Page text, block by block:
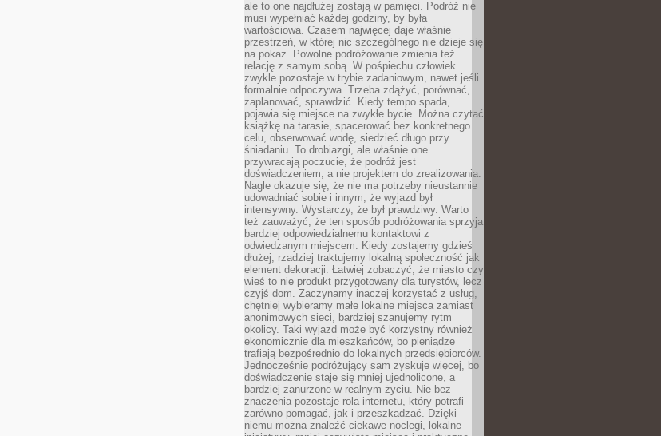
ale to one najdłużej zostają w pamięci. Podróż nie
musi wypełniać każdej godziny, by była
wartościowa. Czasem najwięcej daje właśnie
przestrzeń, w której nic szczególnego nie dzieje się
na pokaz. Powolne podróżowanie zmienia też
relację z samym sobą. W pośpiechu człowiek
zwykle pozostaje w trybie zadaniowym, nawet jeśli
formalnie odpoczywa. Trzeba zdążyć, porównać,
zaplanować, sprawdzić. Kiedy tempo spada,
pojawia się miejsce na zwykłe bycie. Można czytać
książkę na tarasie, spacerować bez konkretnego
celu, obserwować wodę, siedzieć długo przy
śniadaniu. To drobiazgi, ale właśnie one
przywracają poczucie, że podróż jest
doświadczeniem, a nie projektem do zrealizowania.
Nagle okazuje się, że nie ma potrzeby nieustannie
udowadniać sobie i innym, że wyjazd był
intensywny. Wystarczy, że był prawdziwy. Warto
też zauważyć, że ten sposób podróżowania sprzyja
bardziej odpowiedzialnemu kontaktowi z
odwiedzanym miejscem. Kiedy zostajemy gdzieś
dłużej, rzadziej traktujemy lokalną społeczność jak
element dekoracji. Łatwiej zobaczyć, że miasto czy
wieś to nie produkt przygotowany dla turystów, lecz
czyjś dom. Zaczynamy inaczej korzystać z usług,
chętniej wybieramy małe lokalne miejsca zamiast
anonimowych sieci, bardziej szanujemy rytm
okolicy. Taki wyjazd może być korzystny również
ekonomicznie dla mieszkańców, bo pieniądze
trafiają bezpośrednio do lokalnych przedsiębiorców.
Jednocześnie podróżujący sam zyskuje więcej, bo
doświadczenie staje się mniej ujednolicone, a
bardziej zanurzone w realnym życiu. Nie bez
znaczenia pozostaje rola internetu, który potrafi
zarówno pomagać, jak i przeszkadzać. Dzięki
niemu można znaleźć ciekawe noclegi, lokalne